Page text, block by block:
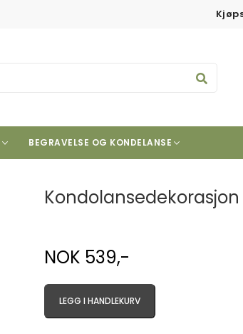
BEGRAVELSE OG KONDELANSE
Kondolansedekorasjon
NOK 539,-
LEGG I HANDLEKURV